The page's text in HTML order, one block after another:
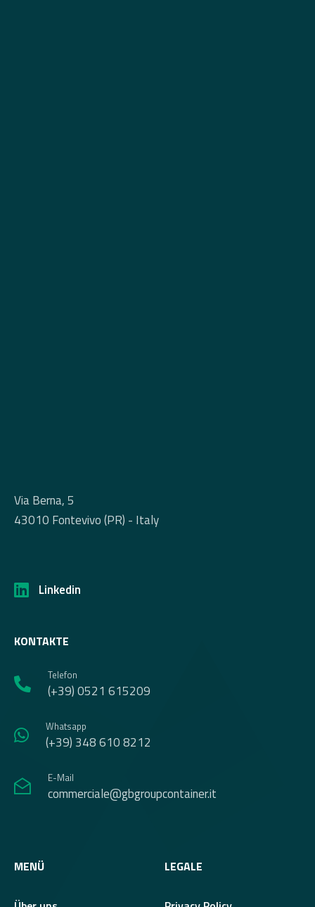
Via Berna, 5
43010 Fontevivo (PR) - Italy
Linkedin
KONTAKTE
Telefon
(+39) 0521 615209
Whatsapp
(+39) 348 610 8212
E-Mail
commerciale@gbgroupcontainer.it
MENÜ LEGALE